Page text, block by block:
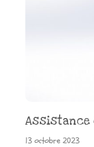
Assistance
13 octobre 2023